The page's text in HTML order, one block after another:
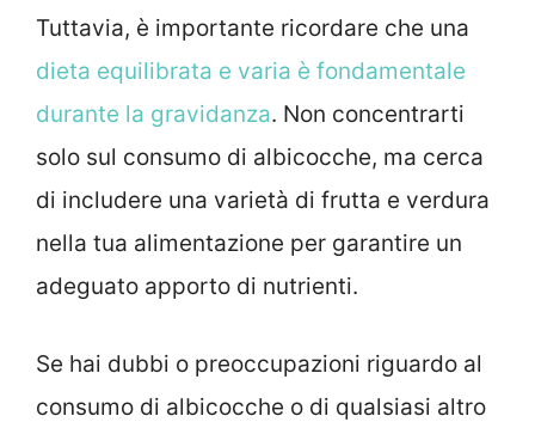
Tuttavia, è importante ricordare che una
dieta equilibrata e varia è fondamentale
durante la gravidanza. Non concentrarti
solo sul consumo di albicocche, ma cerca
di includere una varietà di frutta e verdura
nella tua alimentazione per garantire un
adeguato apporto di nutrienti.
Se hai dubbi o preoccupazioni riguardo al
consumo di albicocche o di qualsiasi altro